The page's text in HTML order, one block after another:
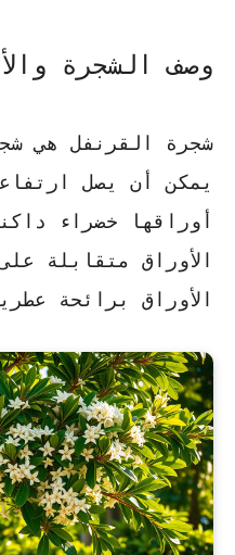
وصف الشجرة
شجرة القرنفل هي
يمكن أن يصل ارتفاعها إلى
أوراقها خضراء
الأوراق متقابلة
الأوراق برائحة